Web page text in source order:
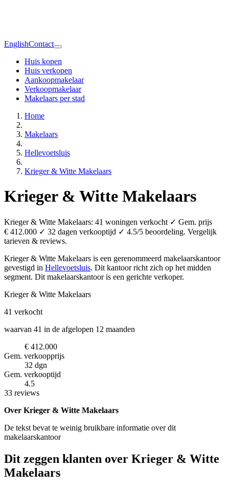
EnglishContact
Huis kopen
Huis verkopen
Aankoopmakelaar
Verkoopmakelaar
Makelaars per stad
Home
Makelaars
Hellevoetsluis
Krieger & Witte Makelaars
Krieger & Witte Makelaars
Krieger & Witte Makelaars: 41 woningen verkocht ✓ Gem. prijs
€ 412.000 ✓ 32 dagen verkooptijd ✓ 4.5/5 beoordeling. Vergelijk
tarieven & reviews.
Krieger & Witte Makelaars is een gerenommeerd makelaarskantoor
gevestigd in Hellevoetsluis. Dit kantoor richt zich op het midden
segment. Dit makelaarskantoor is een gerichte verkoper.
Krieger & Witte Makelaars
41 verkocht
waarvan 41 in de afgelopen 12 maanden
€ 412.000
Gem. verkoopprijs
32 dgn
Gem. verkooptijd
4.5
33 reviews
Over Krieger & Witte Makelaars
De tekst bevat te weinig bruikbare informatie over dit
makelaarskantoor
Dit zeggen klanten over Krieger & Witte
Makelaars